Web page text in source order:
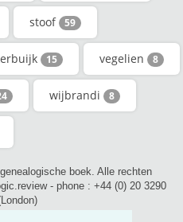
stoof 59
15 vegelien 8
wijbrandi 8
boek. Alle rechten
- phone : +44 (0) 20 3290